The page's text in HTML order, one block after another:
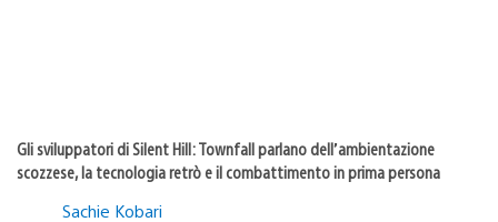
Gli sviluppatori di Silent Hill: Townfall parlano dell’ambientazione
scozzese, la tecnologia retrò e il combattimento in prima persona
Sachie Kobari